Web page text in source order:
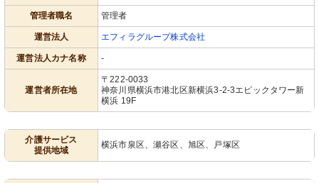
管理者職名 管理者
運営法人 エフィラグループ株式会社
運営法人カナ名称 -
運営者所在地
〒222-0033
神奈川県横浜市港北区新横浜3-2-3エピックタワー新
横浜 19F
介護サービス
提供地域
横浜市泉区、瀬谷区、旭区、戸塚区